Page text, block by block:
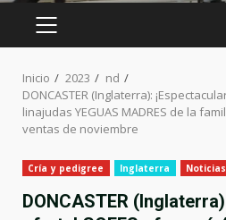
MENÚ
Inicio 2023
nd
DONCASTER (Inglaterra):
linajudas YEGUAS MADRES de la
ventas de noviembre
Cría y pedigree Inglaterra Noticias
DONCASTER